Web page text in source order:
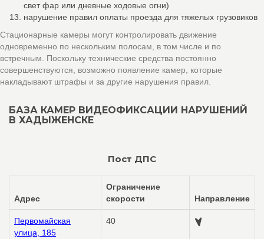
свет фар или дневные ходовые огни)
нарушение правил оплаты проезда для тяжелых грузовиков
Стационарные камеры могут контролировать движение
одновременно по нескольким полосам, в том числе и по
встречным. Поскольку технические средства постоянно
совершенствуются, возможно появление камер, которые
накладывают штрафы и за другие нарушения правил.
БАЗА КАМЕР ВИДЕОФИКСАЦИИ НАРУШЕНИЙ
В ХАДЫЖЕНСКЕ
Пост ДПС
Адрес
Ограничение
скорости
Направление
Первомайская
улица, 185
40